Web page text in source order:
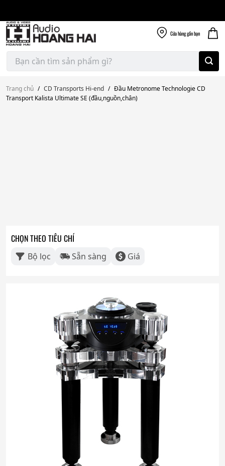
content
Cửa hànggần bạn
Tìm
kiếm:
Trang chủ / CD Transports Hi-end / Đầu Metronome Technologie CD
Transport Kalista Ultimate SE (đầu,nguồn,chân)
CHỌN THEO TIÊU CHÍ
Bộ lọc Sẵn sàng Giá